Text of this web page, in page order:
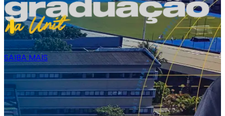
INSCREVA-SE
INSCREVA-SE
INSCREVA-SE